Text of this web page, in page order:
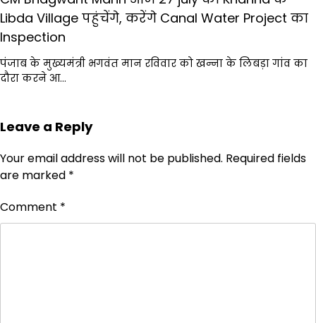
Libda Village पहुंचेंगे, करेंगे Canal Water Project का
Inspection
पंजाब के मुख्यमंत्री भगवंत मान रविवार को खन्ना के लिबड़ा गांव का
दौरा करने आ…
Leave a Reply
Your email address will not be published. Required fields
are marked *
Comment *